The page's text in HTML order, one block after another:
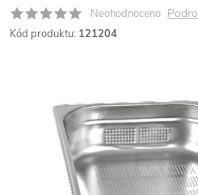
Neohodnoceno
Kód produktu: 121204